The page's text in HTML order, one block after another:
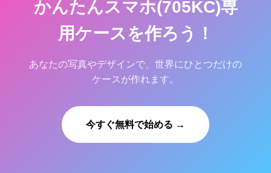
かんたんスマホ(705KC)専
用ケースを作ろう！
あなたの写真やデザインで、世界にひとつだけの
ケースが作れます。
今すぐ無料で始める →